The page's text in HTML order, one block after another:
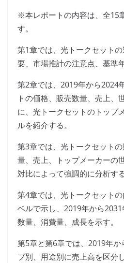
※本レポートの内容は、全15
す。
第1章では、光トークセット
要、市場推計の注意点、基準
第2章では、2019年から2024
トの価格、販売数量、売上、
に、光トークセットのトップ
ルを紹介する。
第3章では、光トークセット
量、売上、トップメーカーの
対比によって強調的に分析する
第4章では、光トークセット
ベルで示し、2019年から
数量、消費量、成長を示す。
第5章と第6章では、2019年か
プ別、用途別に売上高を区分